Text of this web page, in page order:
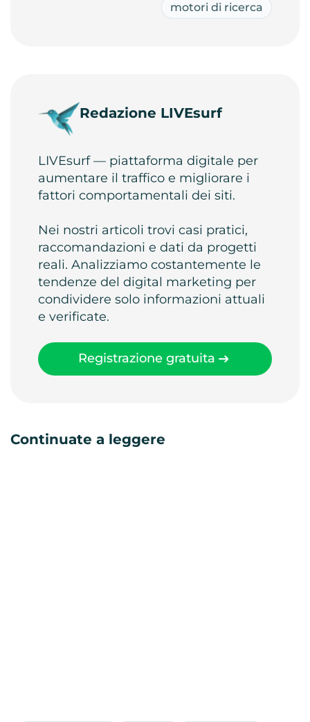
motori di ricerca
Redazione LIVEsurf
LIVEsurf — piattaforma digitale per
aumentare il traffico e migliorare i
fattori comportamentali dei siti.
Nei nostri articoli trovi casi pratici,
raccomandazioni e dati da progetti
reali. Analizziamo costantemente le
tendenze del digital marketing per
condividere solo informazioni attuali
e verificate.
Registrazione gratuita
Continuate a leggere